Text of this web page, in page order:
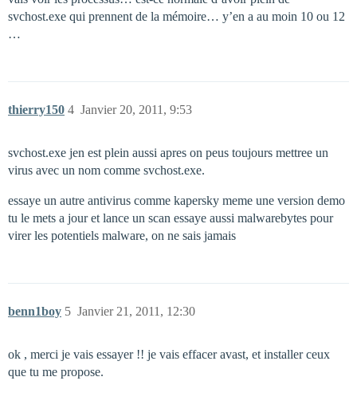
svchost.exe qui prennent de la mémoire… y’en a au moin 10 ou 12
…
thierry150 Janvier 20, 2011, 9:53
4
svchost.exe jen est plein aussi apres on peus toujours mettree un
virus avec un nom comme svchost.exe.
essaye un autre antivirus comme kapersky meme une version demo
tu le mets a jour et lance un scan essaye aussi malwarebytes pour
virer les potentiels malware, on ne sais jamais
benn1boy Janvier 21, 2011, 12:30
5
ok , merci je vais essayer !! je vais effacer avast, et installer ceux
que tu me propose.